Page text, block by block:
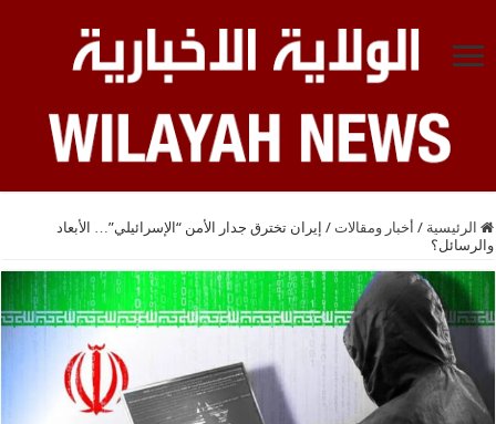
الرئيسية / أخبار ومقالات / إيران تخترق جدار الأمن “الإسرائيلي”… الأبعاد
والرسائل؟